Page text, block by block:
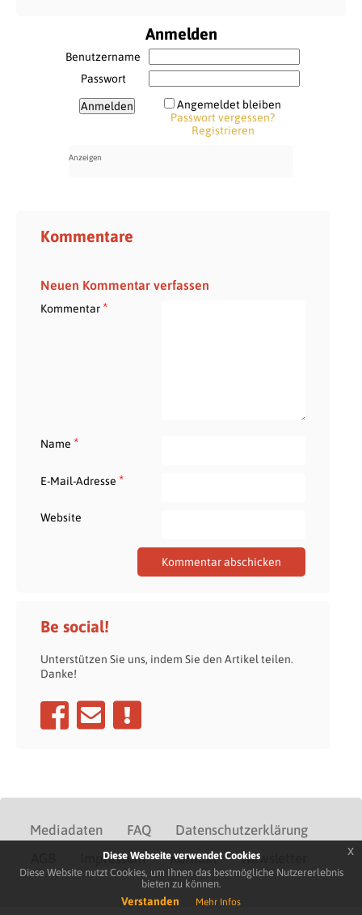
Anmelden
Benutzername
Passwort
Angemeldet bleiben
Passwort vergessen?
Registrieren
Kommentare
Neuen Kommentar verfassen
Kommentar*
Name *
E-Mail-Adresse *
Website
Be social!
Unterstützen Sie uns, indem Sie den Artikel teilen.
Danke!
Mediadaten FAQ
Datenschutzerklärung
Impressum Kontakt Newsletter
Diese Webseite verwendet Cookies
Diese Website nutzt Cookies, um Ihnen das bestmögliche Nutzererlebnis
bieten zu können.
Verstanden Mehr Infos
x